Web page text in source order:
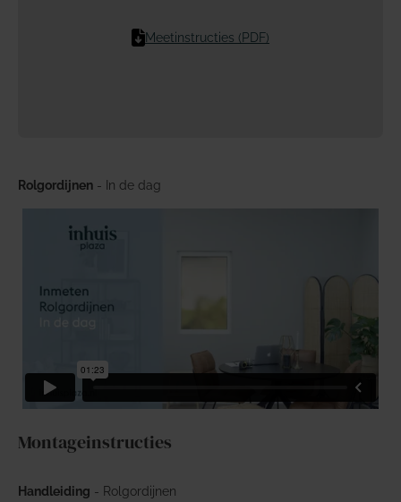
Meetinstructies (PDF)
Rolgordijnen - In de dag
Montageinstructies
Handleiding - Rolgordijnen